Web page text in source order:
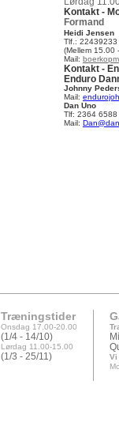
Kontakt -
Formand
Heidi Jensen
Tlf.: 22439233
(Mellem 15.00
Mail:
Kontakt -
Enduro
Johnny
Mail:
Dan Uno
Tlf: 2364 6588
Mail:
Træningstider
Onsdag 17.00-20.00
(1/4 - 14/10)
Lørdag 11.00-15.00
(1/3 - 25/11)
Vi